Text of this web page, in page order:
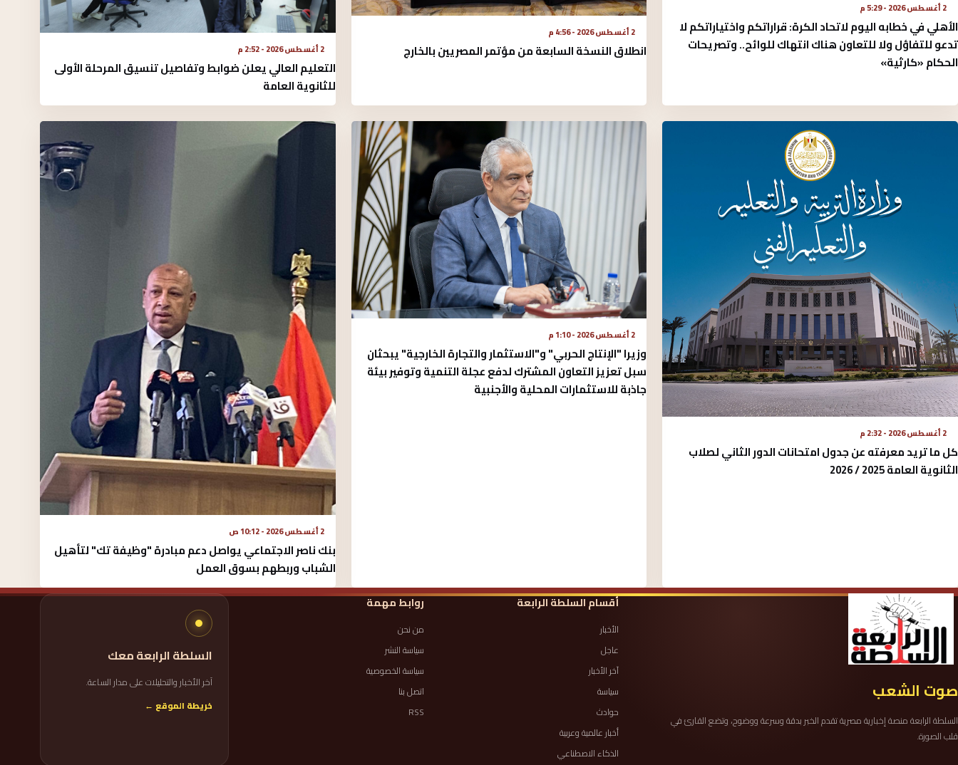
2 أغسطس 2026 - 5:29 م
الأهلي في خطابه اليوم لاتحاد الكرة:‏ قراراتكم واختياراتكم لا
تدعو للتفاؤل ولا للتعاون هناك انتهاك للوائح.. وتصريحات
الحكام «كارثية»‏
2 أغسطس 2026 - 4:56 م
انطلاق النسخة السابعة من مؤتمر المصريين بالخارج 2 أغسطس 2026 - 2:52 م
التعليم العالي يعلن ضوابط وتفاصيل تنسيق المرحلة الأولى
للثانوية العامة
2 أغسطس 2026 - 2:32 م
كل ما تريد معرفته عن جدول امتحانات الدور الثاني لصلاب
الثانوية العامة 2025 / 2026
2 أغسطس 2026 - 1:10 م
وزيرا "الإنتاج الحربي" و"الاستثمار والتجارة الخارجية" يبحثان
سبل تعزيز التعاون المشترك لدفع عجلة التنمية وتوفير بيئة
جاذبة للاستثمارات المحلية والأجنبية
2 أغسطس 2026 - 10:12 ص
بنك ناصر الاجتماعي يواصل دعم مبادرة "وظيفة تك" لتأهيل
الشباب وربطهم بسوق العمل
صوت الشعب
السلطة الرابعة منصة إخبارية مصرية تقدم الخبر بدقة وسرعة ووضوح، وتضع القارئ في
قلب الصورة.
أقسام السلطة الرابعة
الأخبار
عاجل
آخر الأخبار
سياسة
حوادث
أخبار عالمية وعربية
الذكاء الاصطناعي
روابط مهمة
من نحن
سياسة النشر
سياسة الخصوصية
اتصل بنا
RSS
السلطة الرابعة معك
آخر الأخبار والتحليلات على مدار الساعة.
خريطة الموقع ←